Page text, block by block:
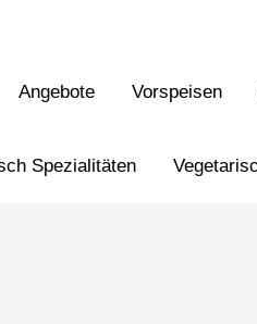
Angebote Vorspeisen
Spezialitäten